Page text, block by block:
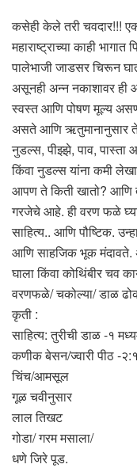
कसेही केले तरी चवदार!!!
महाराष्ट्राच्या काही
पालेभाजी जाडसर चिरून
असूनही अन्न नकाशावर ही
स्वस्त आणि पोषण मूल्य
असते आणि ऋतुमानानुसार ते
नुडल्स, पीझ्झे, पाव, पास्ता
किंवा नुडल्स यांना कमी
आपण ते किती खातो? आणि
गरजेचे आहे. ही वरण फळे
साहित्य.. आणि पौष्टिक.
आणि साहजिक भूक मंदावते.
घाला किंवा कोथिंबीर चव
वरणफळे/ चकोल्या/ डाळ
कृती :
साहित्य: तुरीची डाळ -१
कणीक बेसन/ज्वारी पीठ -
चिंच/आमसूल
गूळ चवीनुसार
लाल तिखट
गोडा/ गरम मसाला/
धणे जिरे पूड.